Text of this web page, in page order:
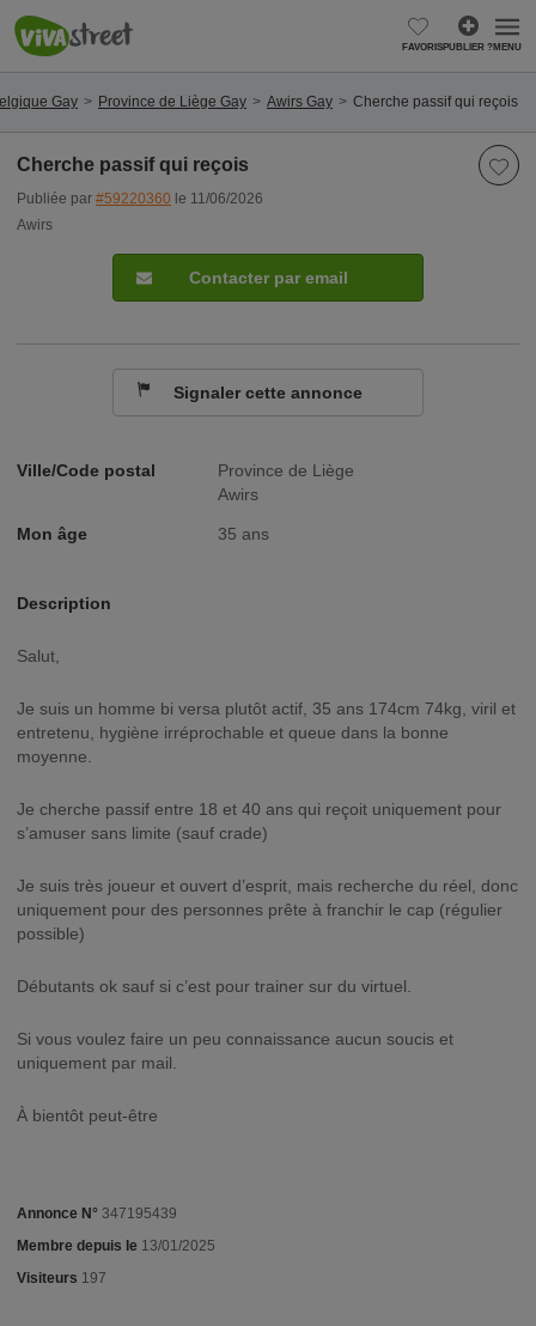
FAVORISPUBLIER ?MENU
Gay Province de Liège Gay Awirs Gay Cherche passif qui reçois
Cherche passif qui reçois
Publiée par #59220360 le 11/06/2026
Awirs
Ville/Code postal
Province de Liège
Awirs
Mon âge 35 ans
Description
Salut,
Je suis un homme bi versa plutôt actif, 35 ans 174cm 74kg, viril et
entretenu, hygiène irréprochable et queue dans la bonne
moyenne.
Je cherche passif entre 18 et 40 ans qui reçoit uniquement pour
s’amuser sans limite (sauf crade)
Je suis très joueur et ouvert d’esprit, mais recherche du réel, donc
uniquement pour des personnes prête à franchir le cap (régulier
possible)
Débutants ok sauf si c’est pour trainer sur du virtuel.
Si vous voulez faire un peu connaissance aucun soucis et
uniquement par mail.
À bientôt peut-être
Annonce N° 347195439
Membre depuis le 13/01/2025
Visiteurs 197
Contacter par email
Signaler cette annonce